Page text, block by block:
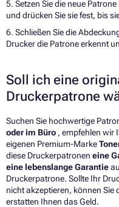
5. Setzen Sie die neue
und drücken Sie sie fest, bis
6. Schließen Sie die
Drucker die Patrone erkennt
Soll ich eine
Druckerpatrone
Suchen Sie hochwertige
oder im Büro , empfehlen wir
eigenen Premium-Marke
diese Druckerpatronen eine
eine lebenslange Garantie
Druckerpatrone. Sollte Ihr
nicht akzeptieren, können
erstatten Ihnen das Geld.